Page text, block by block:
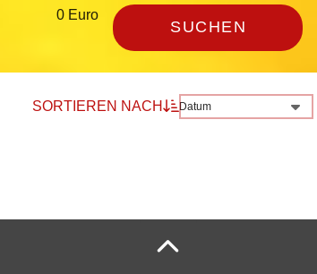
0 Euro
SUCHEN
SORTIEREN NACH Datum